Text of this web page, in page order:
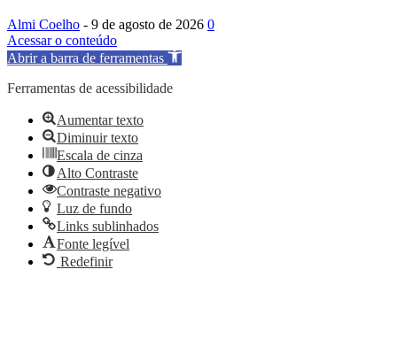
Almi Coelho - 9 de agosto de 2026 0
Acessar o conteúdo
Abrir a barra de ferramentas
Ferramentas de acessibilidade
Aumentar texto
Diminuir texto
Escala de cinza
Alto Contraste
Contraste negativo
Luz de fundo
Links sublinhados
Fonte legível
Redefinir